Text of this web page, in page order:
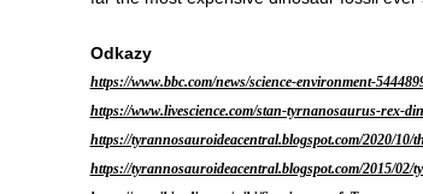
Odkazy
https://www.bbc.com/news/science-environment-
https://www.livescience.com/stan-tyrnanosaurus-rex-
https://tyrannosauroideacentral.blogspot.com/2020/
https://tyrannosauroideacentral.blogspot.com/2015/